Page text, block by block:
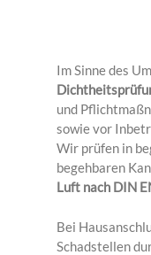
Im Sinne des
und
sowie vor
Wir prüfen in
begehbaren
Luft nach DIN
Bei
Schadstellen